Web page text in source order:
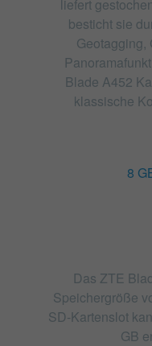
liefert
besticht sie
Geotagging,
Blade A452
klassische
8
Das ZTE
Speichergröße
SD-Kartenslot
GB